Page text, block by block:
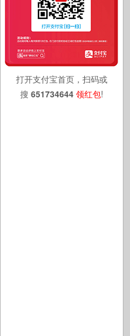
打开支付宝首页，扫码或
搜 651734644 领红包!